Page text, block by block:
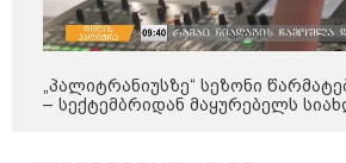
„პალიტრანიუსზე“ სეზონი
– სექტემბრიდან მაყურებელს